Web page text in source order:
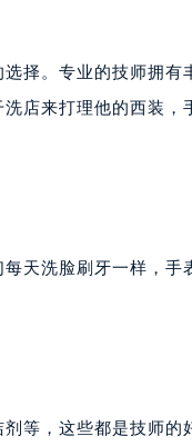
择。专业的技师拥有
店来打理他的西装，
天洗脸刷牙一样，手
等，这些都是技师的